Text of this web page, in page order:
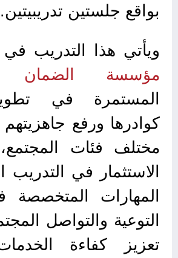
بواقع جلستين تدريبيتين.
ويأتي هذا التدريب
مؤسسة الضمان
المستمرة في
كوادرها ورفع
مختلف فئات
الاستثمار في التدريب
المهارات المتخصصة
التوعية والتواصل
تعزيز كفاءة